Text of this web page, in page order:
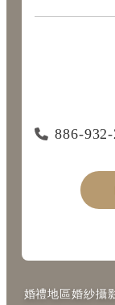
886-
婚禮地區婚紗攝